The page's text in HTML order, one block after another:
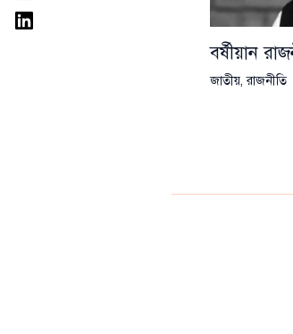
বর্ষীয়ান
জাতীয়,রাজনীতি